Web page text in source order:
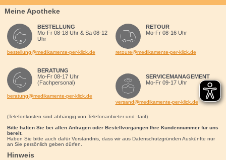
Meine Apotheke
BESTELLUNG
Mo-Fr 08-18 Uhr & Sa 08-12
Uhr
bestellung@medikamente-per-klick.de
BERATUNG
Mo-Fr 08-17 Uhr
(Fachpersonal)
beratung@medikamente-per-klick.de
RETOUR
Mo-Fr 08-16 Uhr
retoure@medikamente-per-klick.de
SERVICEMANAGEMENT
Mo-Fr 09-17 Uhr
versand@medikamente-per-klick.de
(Telefonkosten sind abhängig von Telefonanbieter und -tarif)
Bitte halten Sie bei allen Anfragen oder Bestellvorgängen Ihre Kundennummer für uns
bereit.
Haben Sie bitte auch dafür Verständnis, dass wir aus Datenschutzgründen Auskünfte nur
an Sie persönlich geben dürfen.
Hinweis